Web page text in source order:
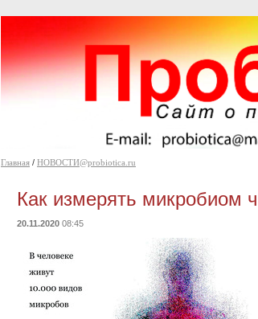
Главная / НОВОСТИ@probiotica.ru
Как измерять микробиом
20.11.2020 08:45